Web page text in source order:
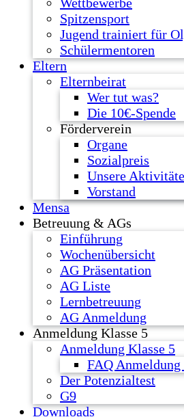
Spitzensport
Jugend trainiert für
Schülermentoren
Eltern
Elternbeirat
Wer tut was?
Die 10€-Spende
Förderverein
Organe
Sozialpreis
Unsere
Vorstand
Mensa
Betreuung & AGs
Einführung
Wochenübersicht
AG Präsentation
AG Liste
Lernbetreuung
AG Anmeldung
Anmeldung Klasse 5
Anmeldung Klasse 5
FAQ Anmeldung
Der Potenzialtest
G9
Downloads